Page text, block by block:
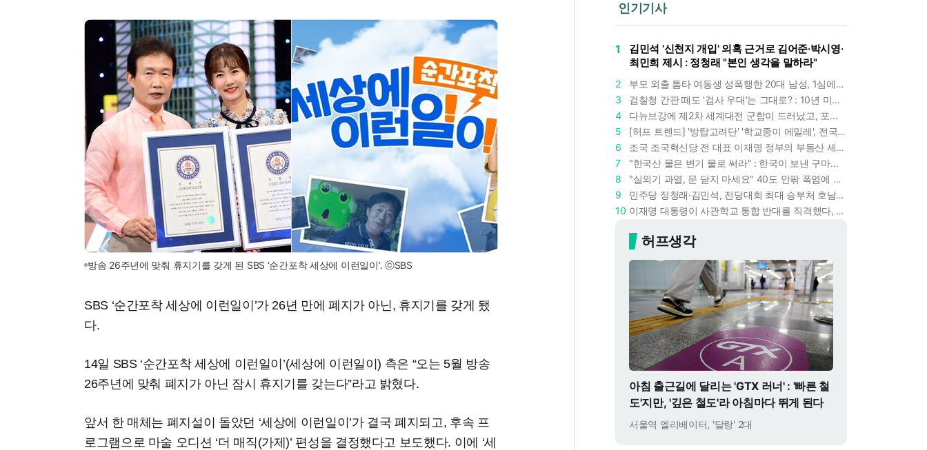
방송 26주년에 맞춰 휴지기를 갖게 된 SBS ‘순간포착 세상에 이런일이’. ⓒSBS
SBS ‘순간포착 세상에 이런일이’가 26년 만에 폐지가 아닌, 휴지기를 갖게 됐
다.
14일 SBS ‘순간포착 세상에 이런일이’(세상에 이런일이) 측은 “오는 5월 방송
26주년에 맞춰 폐지가 아닌 잠시 휴지기를 갖는다”라고 밝혔다.
앞서 한 매체는 폐지설이 돌았던 ‘세상에 이런일이’가 결국 폐지되고, 후속 프
로그램으로 마술 오디션 ‘더 매직(가제)’ 편성을 결정했다고 보도했다. 이에 ‘세
인기기사
1
김민석 '신천지 개입' 의혹 근거로 김어준·박시영·
최민희 제시 : 정청래 "본인 생각을 말하라"
2
부모 외출 틈타 여동생 성폭행한 20대 남성, 1심에서 5년형 선고 : 친족 간 '암수범죄'의 심각성
3
검찰청 간판 떼도 '검사 우대'는 그대로? : 10년 미만 검사는 중수청 4급 수사관으로 직행한다
4
다뉴브강에 제2차 세계대전 군함이 드러났고, 포항 수돗물은 갑자기 짜졌다 : 폭염·가뭄이 만든 낯선 풍경
5
[허프 트렌드] '방탑고려단' '학교종이 에밀레', 전국 275팀 몰린 2026년 국립중앙박물관 분장대회 : 숨은 실력자들 나온다
6
조국 조국혁신당 전 대표 이재명 정부의 부동산 세제개편안 비판했다 : '공공주택 대전환' 촉구
7
"한국산 물은 변기 물로 써라" : 한국이 보낸 구마모토 지진 구호품에 한 일본인이 보인 반응
8
"실외기 과열, 문 닫지 마세요" 40도 안팎 폭염에 쉼 없이 도는 에어컨 : 화재 위험 경고등!
9
민주당 정청래·김민석, 전당대회 최대 승부처 호남 표심잡기 총력 : 격차 10%p 안이냐, 밖이냐
10
이재명 대통령이 사관학교 통합 반대를 직격했다, "세 번이나 군사 쿠데타 했는데 압도적 지위"
허프생각
아침 출근길에 달리는 'GTX 러너' : '빠른 철
도'지만, '깊은 철도'라 아침마다 뛰게 된다
서울역 엘리베이터, '달랑' 2대